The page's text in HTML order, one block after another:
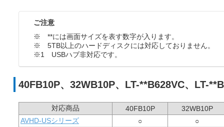
ご注意
※ **には画面サイズを表す数字が入ります。
※ 5TB以上のハードディスクには対応しておりません。
※1 USBハブ非対応です。
40FB10P、32WB10P、LT-**B628VC、LT-
対応商品 40FB10P
32WB10P
AVHD-USシリーズ
○
○